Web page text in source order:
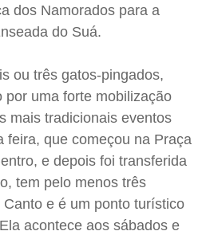
dos Namorados para a
do Suá.
ou três gatos-pingados,
por uma forte mobilização
mais tradicionais eventos
feira, que começou na Praça
e depois foi transferida
tem pelo menos três
e é um ponto turístico
acontece aos sábados e